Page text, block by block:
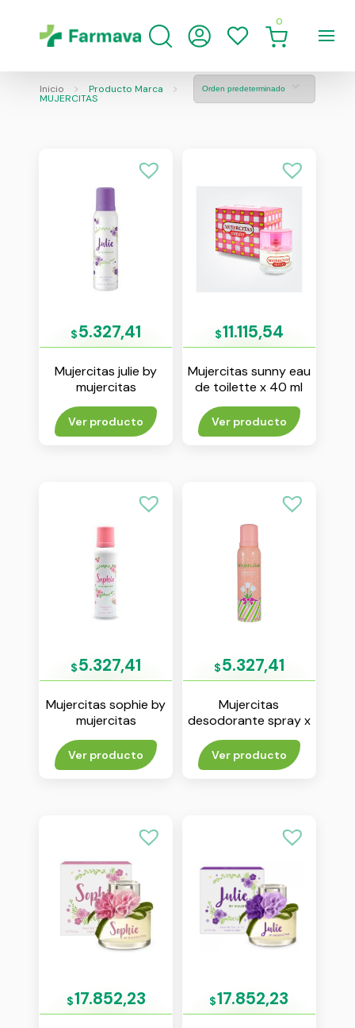
0
Inicio Producto Marca
MUJERCITAS
$5.327,41
Mujercitas julie by
mujercitas
desodorante spray x
123 ml
Ver producto
$11.115,54
Mujercitas sunny eau
de toilette x 40 ml
Ver producto
$5.327,41
Mujercitas sophie by
mujercitas
desodorante spray x
123 ml
Ver producto
$5.327,41
Mujercitas
desodorante spray x
123 ml
Ver producto
$17.852,23 $17.852,23